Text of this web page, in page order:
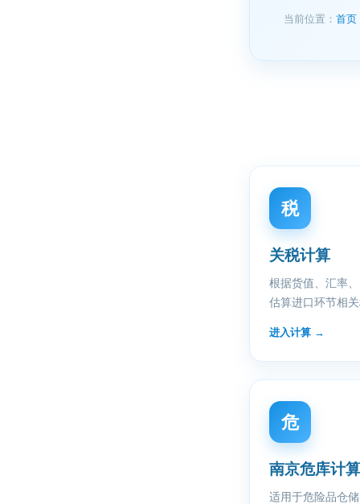
当前位置： 首页
税
关税计算
根据货值、汇率
估算进口环节相
进入计算 →
危
南京危库计算
适用于危险品仓